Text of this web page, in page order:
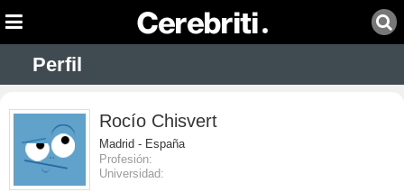
Perfil
Rocío Chisvert
Madrid - España
Profesión:
Universidad: